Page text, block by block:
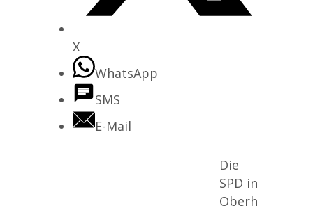
X
WhatsApp
SMS
E-Mail
Die
SPD in
Oberh